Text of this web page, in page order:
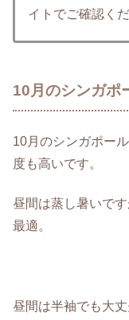
イトでご確認くだ
10月のシンガポ
10月のシンガポー
度も高いです。
昼間は蒸し暑いで
最適。
昼間は半袖でも大